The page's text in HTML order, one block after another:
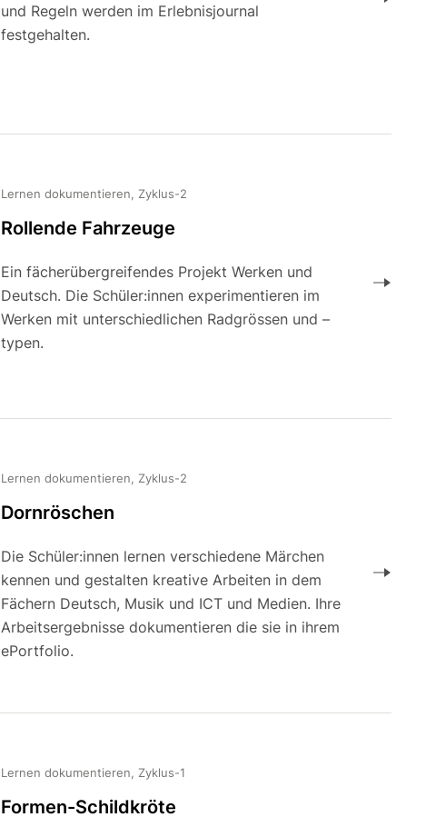
und Regeln werden im Erlebnisjournal
festgehalten.
Lernen dokumentieren, Zyklus-2
Rollende Fahrzeuge
Ein fächerübergreifendes Projekt Werken und
Deutsch. Die Schüler:innen experimentieren im
Werken mit unterschiedlichen Radgrössen und –
typen.
Lernen dokumentieren, Zyklus-2
Dornröschen
Die Schüler:innen lernen verschiedene Märchen
kennen und gestalten kreative Arbeiten in dem
Fächern Deutsch, Musik und ICT und Medien. Ihre
Arbeitsergebnisse dokumentieren die sie in ihrem
ePortfolio.
Lernen dokumentieren, Zyklus-1
Formen-Schildkröte